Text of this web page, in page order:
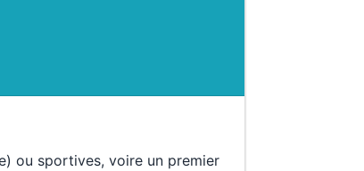
ou sportives, voire un premier